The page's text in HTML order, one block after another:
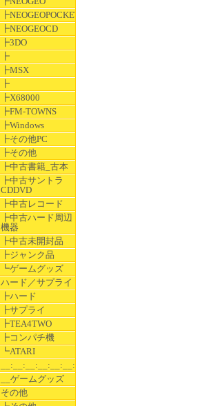
┣NEOGEOPOCKET
┣NEOGEOCD
┣3DO
┣
┣MSX
┣
┣X68000
┣FM-TOWNS
┣Windows
┣その他PC
┣その他
┣中古書籍_古本
┣中古サントラ
CDDVD
┣中古レコード
┣中古ハード周辺
機器
┣中古未開封品
┣ジャンク品
┗ゲームグッズ
ハード／サプライ
┣ハード
┣サプライ
┣TEA4TWO
┣コンパチ機
┗ATARI
__:__:__:__:__:__:__
__ゲームグッズ
その他